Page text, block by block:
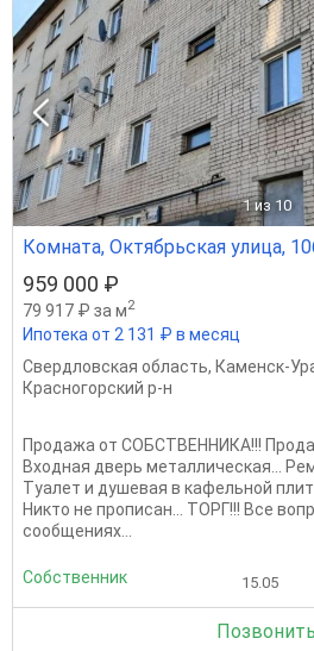
1 из 10
Комната, Октябрьская улица,
959 000 ₽
79 917 ₽ за м2
Ипотека от 2 131 ₽ в месяц
Свердловская область, Каменск-
Красногорский р-н
Продажа от СОБСТВЕННИКА!!!
Входная дверь металлическая...
Туалет и душевая в кафельной
Никто не прописан... ТОРГ!!! Все
сообщениях...
Собственник 15.05
Позвонить